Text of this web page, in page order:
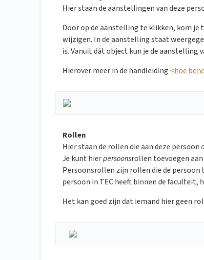
Hier staan de aanstellingen van deze
Door op de aanstelling te klikken, kom je
wijzigen. In de aanstelling staat
is. Vanuit dát object kun je de aanstelling
Hierover meer in de handleiding <hoe
Rollen
Hier staan de rollen die aan deze persoon
Je kunt hierpersoonsrollen toevoegen
Persoonsrollen zijn rollen die de persoon
persoon in TEC heeft binnen de
Het kan goed zijn dat iemand hier geen